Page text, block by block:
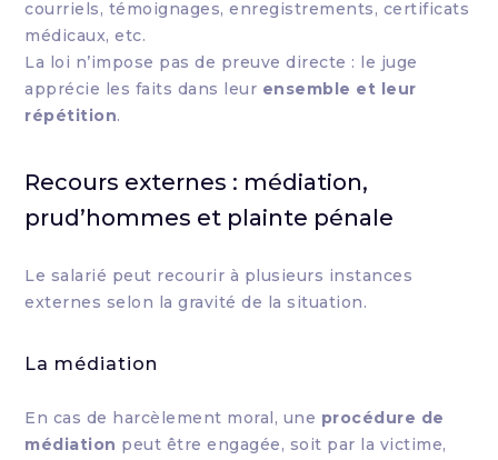
courriels, témoignages, enregistrements, certificats
médicaux, etc.
La loi n’impose pas de preuve directe : le juge
apprécie les faits dans leur ensemble et leur
répétition.
Recours externes : médiation,
prud’hommes et plainte pénale
Le salarié peut recourir à plusieurs instances
externes selon la gravité de la situation.
La médiation
En cas de harcèlement moral, une procédure de
médiation peut être engagée, soit par la victime,